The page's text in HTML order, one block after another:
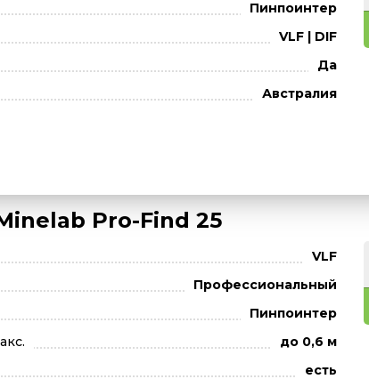
Пинпоинтер
VLF | DIF
Да
Австралия
Pro-Find 25
VLF
Профессиональный
Пинпоинтер
до 0,6 м
есть